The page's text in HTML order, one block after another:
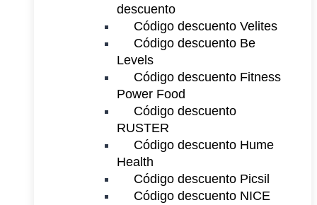
descuento
Código descuento Velites
Código descuento Be
Levels
Código descuento Fitness
Power Food
Código descuento
RUSTER
Código descuento Hume
Health
Código descuento Picsil
Código descuento NICE